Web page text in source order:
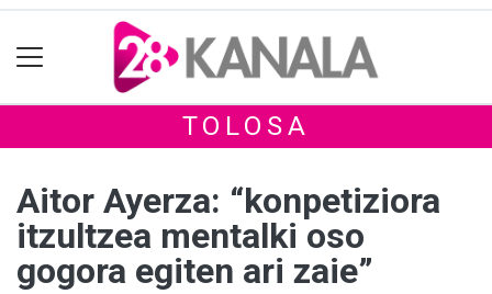
TOLOSA
Aitor Ayerza: “konpetiziora
itzultzea mentalki oso
gogora egiten ari zaie”